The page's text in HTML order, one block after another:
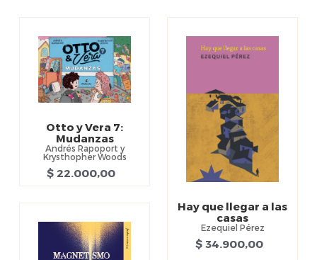
Otto y Vera 7:
Mudanzas
Andrés Rapoport y
Krysthopher Woods
$ 22.000,00
Hay que llegar a las
casas
Ezequiel Pérez
$ 34.900,00